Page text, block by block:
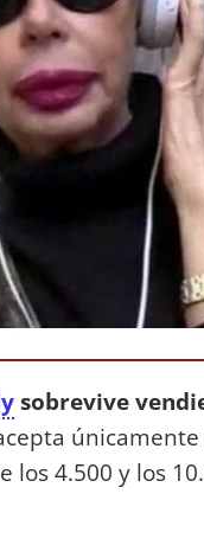
sobrevive
los 4.500 y los